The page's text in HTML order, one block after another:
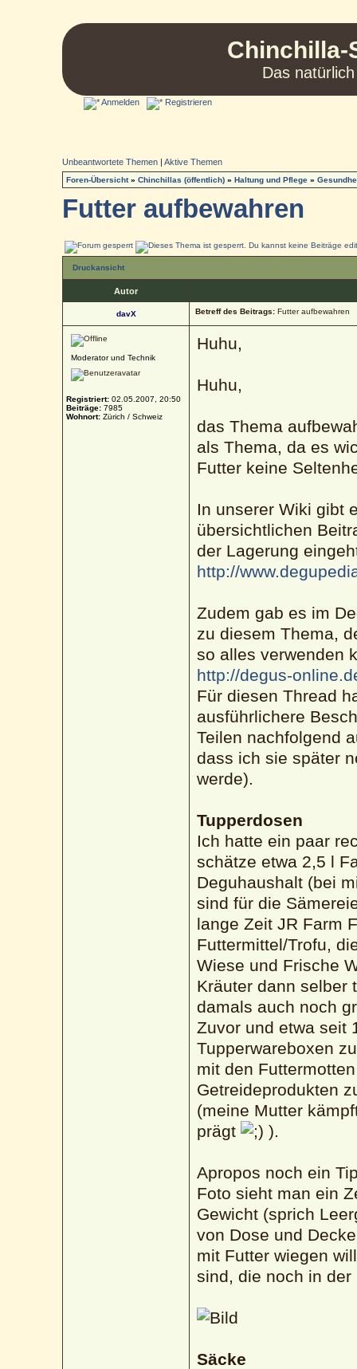
Chinchilla-
Das
Anmelden Registrieren
Unbeantwortete Themen |Aktive Themen
Foren-Übersicht»Chinchillas (öffentlich) »Haltung und Pflege »
Futter aufbewahren
Druckansicht
Autor
davX Betreff des Beitrags: Futter aufbewahren
Moderator und Technik
Registriert: 02.05.2007, 20:50
Beiträge: 7985
Wohnort: Zürich / Schweiz
Huhu,
Huhu,
das Thema
als Thema, da es
Futter keine
In unserer Wiki gibt
übersichtlichen
der Lagerung
http://
Zudem gab es im
zu diesem Thema,
so alles verwenden
http://degus-
Für diesen Thread
ausführlichere
Teilen nachfolgend
dass ich sie später
werde).
Tupperdosen
Ich hatte ein paar
schätze etwa 2,5 l
Deguhaushalt (bei
sind für die
lange Zeit JR Farm
Futtermittel/Trofu,
Wiese und Frische
Kräuter dann selber
damals auch noch
Zuvor und etwa seit
Tupperwareboxen
mit den
Getreideprodukten
(meine Mutter
prägt
).
Apropos noch ein
Foto sieht man ein
Gewicht (sprich
von Dose und
mit Futter wiegen
sind, die noch in der
Säcke